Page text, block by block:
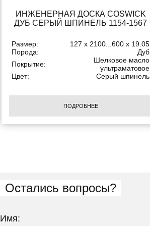
ИНЖЕНЕРНАЯ ДОСКА COSWICK
ДУБ СЕРЫЙ ШПИНЕЛЬ 1154-1567
Размер:
127 x 2100...600 x 19.05
Порода:
Дуб
Покрытие:
Шелковое масло
ультраматовое
Цвет:
Серый шпинель
ПОДРОБНЕЕ
Остались вопросы?
Имя: